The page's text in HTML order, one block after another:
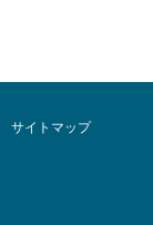
サイトマップ